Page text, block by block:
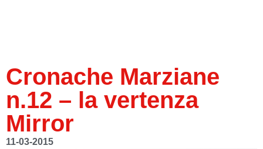
Cronache Marziane
n.12 – la vertenza
Mirror
11-03-2015